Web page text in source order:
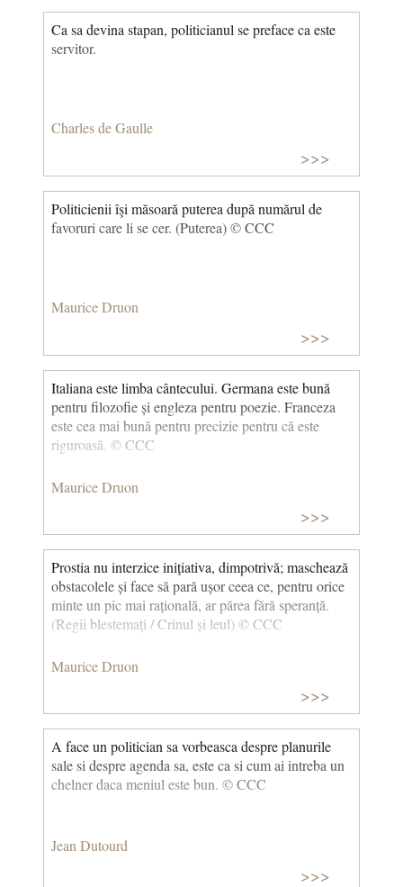
Ca sa devina stapan, politicianul se preface ca este
servitor.
Charles de Gaulle
>>>
Politicienii îşi măsoară puterea după numărul de
favoruri care li se cer. (Puterea) © CCC
Maurice Druon
>>>
Italiana este limba cântecului. Germana este bună
pentru filozofie și engleza pentru poezie. Franceza
este cea mai bună pentru precizie pentru că este
riguroasă. © CCC
Maurice Druon
>>>
Prostia nu interzice inițiativa, dimpotrivă; maschează
obstacolele și face să pară ușor ceea ce, pentru orice
minte un pic mai rațională, ar părea fără speranță.
(Regii blestemați / Crinul și leul) © CCC
Maurice Druon
>>>
A face un politician sa vorbeasca despre planurile
sale si despre agenda sa, este ca si cum ai intreba un
chelner daca meniul este bun. © CCC
Jean Dutourd
>>>